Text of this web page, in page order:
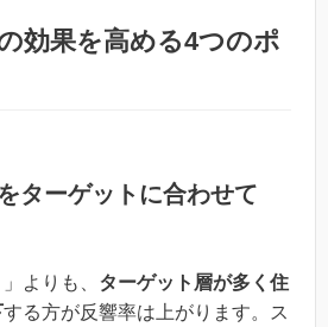
効果を高める4つのポ
ターゲットに合わせて
よりも、 ターゲット層が多く住
する方が反響率は上がります。ス